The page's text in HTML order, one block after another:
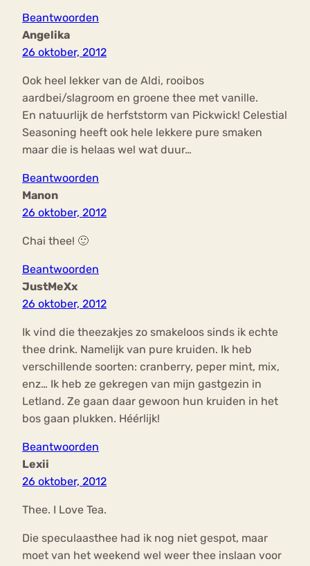
Beantwoorden
Angelika
26 oktober, 2012
Ook heel lekker van de Aldi, rooibos
aardbei/slagroom en groene thee met vanille.
En natuurlijk de herfststorm van Pickwick! Celestial
Seasoning heeft ook hele lekkere pure smaken
maar die is helaas wel wat duur…
Beantwoorden
Manon
26 oktober, 2012
Chai thee! 🙂
Beantwoorden
JustMeXx
26 oktober, 2012
Ik vind die theezakjes zo smakeloos sinds ik echte
thee drink. Namelijk van pure kruiden. Ik heb
verschillende soorten: cranberry, peper mint, mix,
enz… Ik heb ze gekregen van mijn gastgezin in
Letland. Ze gaan daar gewoon hun kruiden in het
bos gaan plukken. Héérlijk!
Beantwoorden
Lexii
26 oktober, 2012
Thee. I Love Tea.
Die speculaasthee had ik nog niet gespot, maar
moet van het weekend wel weer thee inslaan voor